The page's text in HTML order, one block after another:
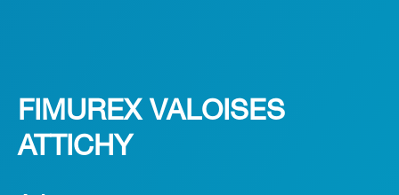
FIMUREX VALOISES
ATTICHY